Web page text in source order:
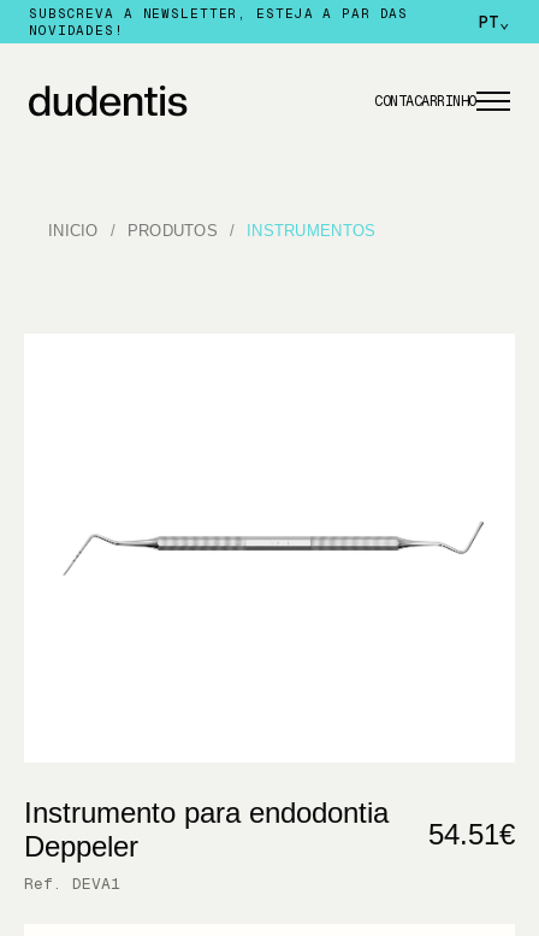
SUBSCREVA A NEWSLETTER, ESTEJA A PAR DAS
NOVIDADES!
PT⌄
CONTACARRINHO
INICIO PRODUTOS INSTRUMENTOS
Instrumento para endodontia
Deppeler
54.51€
Ref. DEVA1